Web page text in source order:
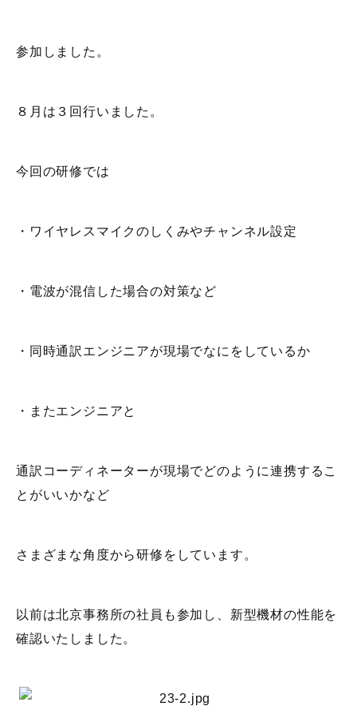
参加しました。
８月は３回行いました。
今回の研修では
・ワイヤレスマイクのしくみやチャンネル設定
・電波が混信した場合の対策など
・同時通訳エンジニアが現場でなにをしているか
・またエンジニアと
通訳コーディネーターが現場でどのように連携するこ
とがいいかなど
さまざまな角度から研修をしています。
以前は北京事務所の社員も参加し、新型機材の性能を
確認いたしました。